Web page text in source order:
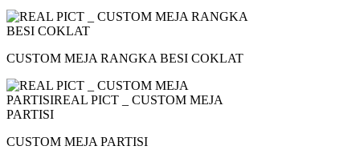
CUSTOM MEJA RANGKA BESI COKLAT
CUSTOM MEJA PARTISI